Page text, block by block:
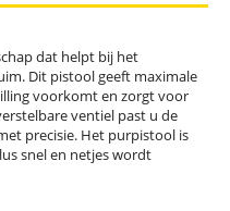
dat helpt bij het
Dit pistool geeft maximale
voorkomt en zorgt voor
ventiel past u de
precisie. Het purpistool is
snel en netjes wordt